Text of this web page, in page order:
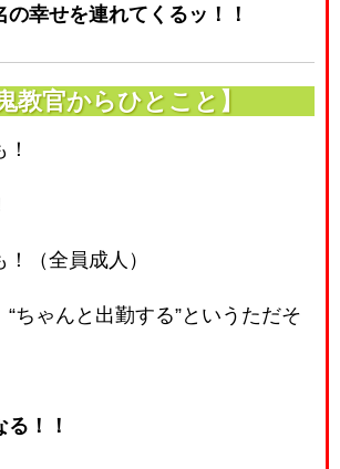
幸せを連れてくるッ！！
教官からひとこと】
（全員成人）
“ちゃんと出勤する”というただそ
！！